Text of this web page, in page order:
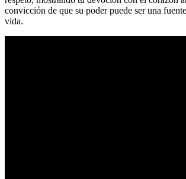
convicción de que su poder puede ser una
vida.